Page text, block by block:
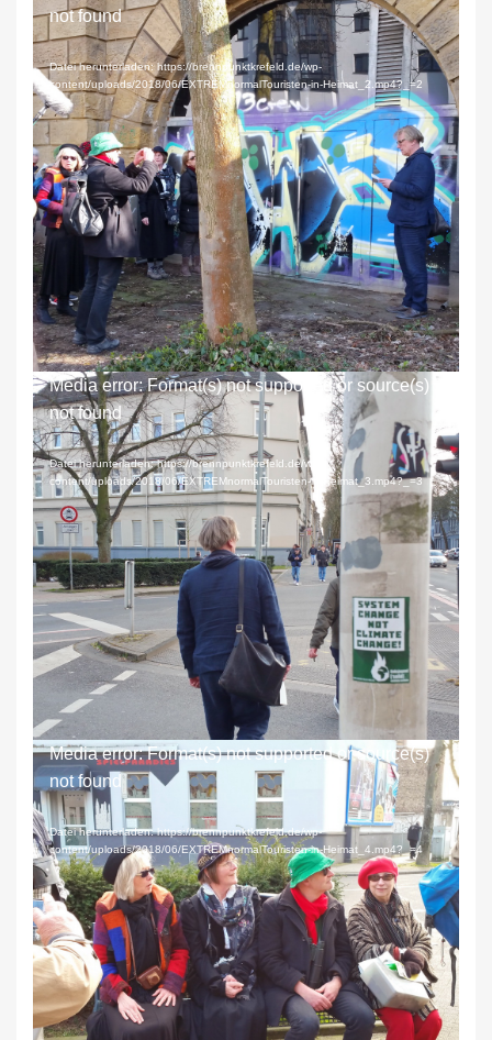
Player
not found
Datei herunterladen: https://brennpunktkrefeld.de/wp-
content/uploads/2018/06/EXTREMnormalTouristen-in-Heimat_2.mp4?_=2
Poetische Momente und Orte wachsen im Kontext
der Betrachtung
Video-
Player
Media error: Format(s) not supported or source(s)
not found
Datei herunterladen: https://brennpunktkrefeld.de/wp-
content/uploads/2018/06/EXTREMnormalTouristen-in-Heimat_3.mp4?_=3
Selbstverständliches birgt Überraschendes
Video-
Player
Media error: Format(s) not supported or source(s)
not found
Datei herunterladen: https://brennpunktkrefeld.de/wp-
content/uploads/2018/06/EXTREMnormalTouristen-in-Heimat_4.mp4?_=4